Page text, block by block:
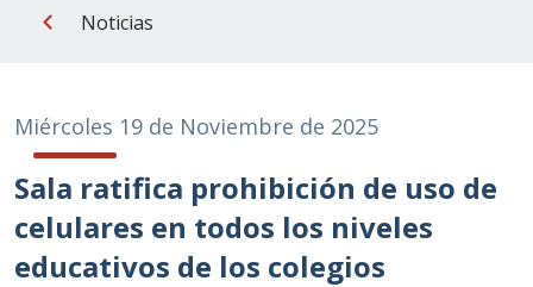
Noticias
Miércoles 19 de Noviembre de 2025
Sala ratifica prohibición de uso de
celulares en todos los niveles
educativos de los colegios